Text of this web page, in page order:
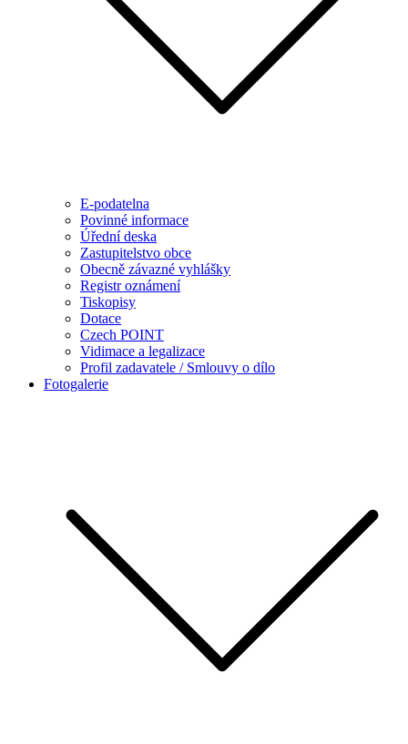
E-podatelna
Povinné informace
Úřední deska
Zastupitelstvo obce
Obecně závazné vyhlášky
Registr oznámení
Tiskopisy
Dotace
Czech POINT
Vidimace a legalizace
Profil zadavatele / Smlouvy o dílo
Fotogalerie